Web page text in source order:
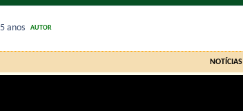
5 anos AUTOR
NOTÍCIAS